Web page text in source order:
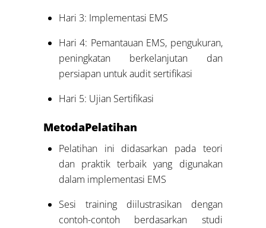
Hari 3: Implementasi EMS
Hari 4: Pemantauan EMS, pengukuran,
peningkatan berkelanjutan dan
persiapan untuk audit sertifikasi
Hari 5: Ujian Sertifikasi
MetodaPelatihan
Pelatihan ini didasarkan pada teori
dan praktik terbaik yang digunakan
dalam implementasi EMS
Sesi training diilustrasikan dengan
contoh-contoh berdasarkan studi